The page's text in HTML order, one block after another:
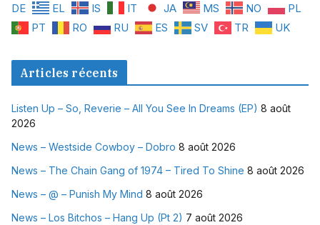
DE
EL IS IT JA MS NO
PL
PT
RO RU ES SV TR UK
Articles récents
Listen Up – So, Reverie – All You See In Dreams (EP) 8 août
2026
News – Westside Cowboy – Dobro 8 août 2026
News – The Chain Gang of 1974 – Tired To Shine 8 août 2026
News – @ – Punish My Mind 8 août 2026
News – Los Bitchos – Hang Up (Pt 2) 7 août 2026